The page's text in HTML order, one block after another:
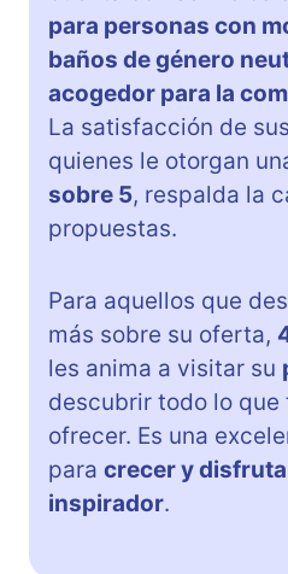
para personas con
baños de género
acogedor para la
La satisfacción de sus
quienes le otorgan
sobre 5, respalda la
propuestas.
Para aquellos que
más sobre su oferta,
les anima a visitar su
descubrir todo lo que
ofrecer. Es una
para crecer y
inspirador.